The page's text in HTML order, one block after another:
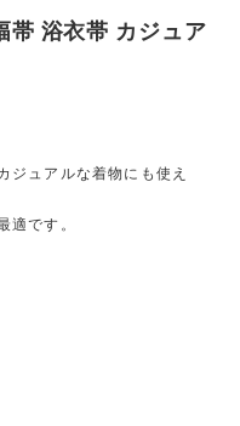
浴衣帯 カジュア
ジュアルな着物にも使え
適です。